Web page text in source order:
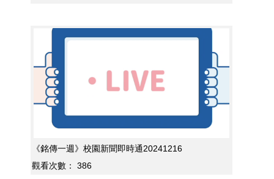
《銘傳一週》校園新聞即時通20241216
觀看次數：
386